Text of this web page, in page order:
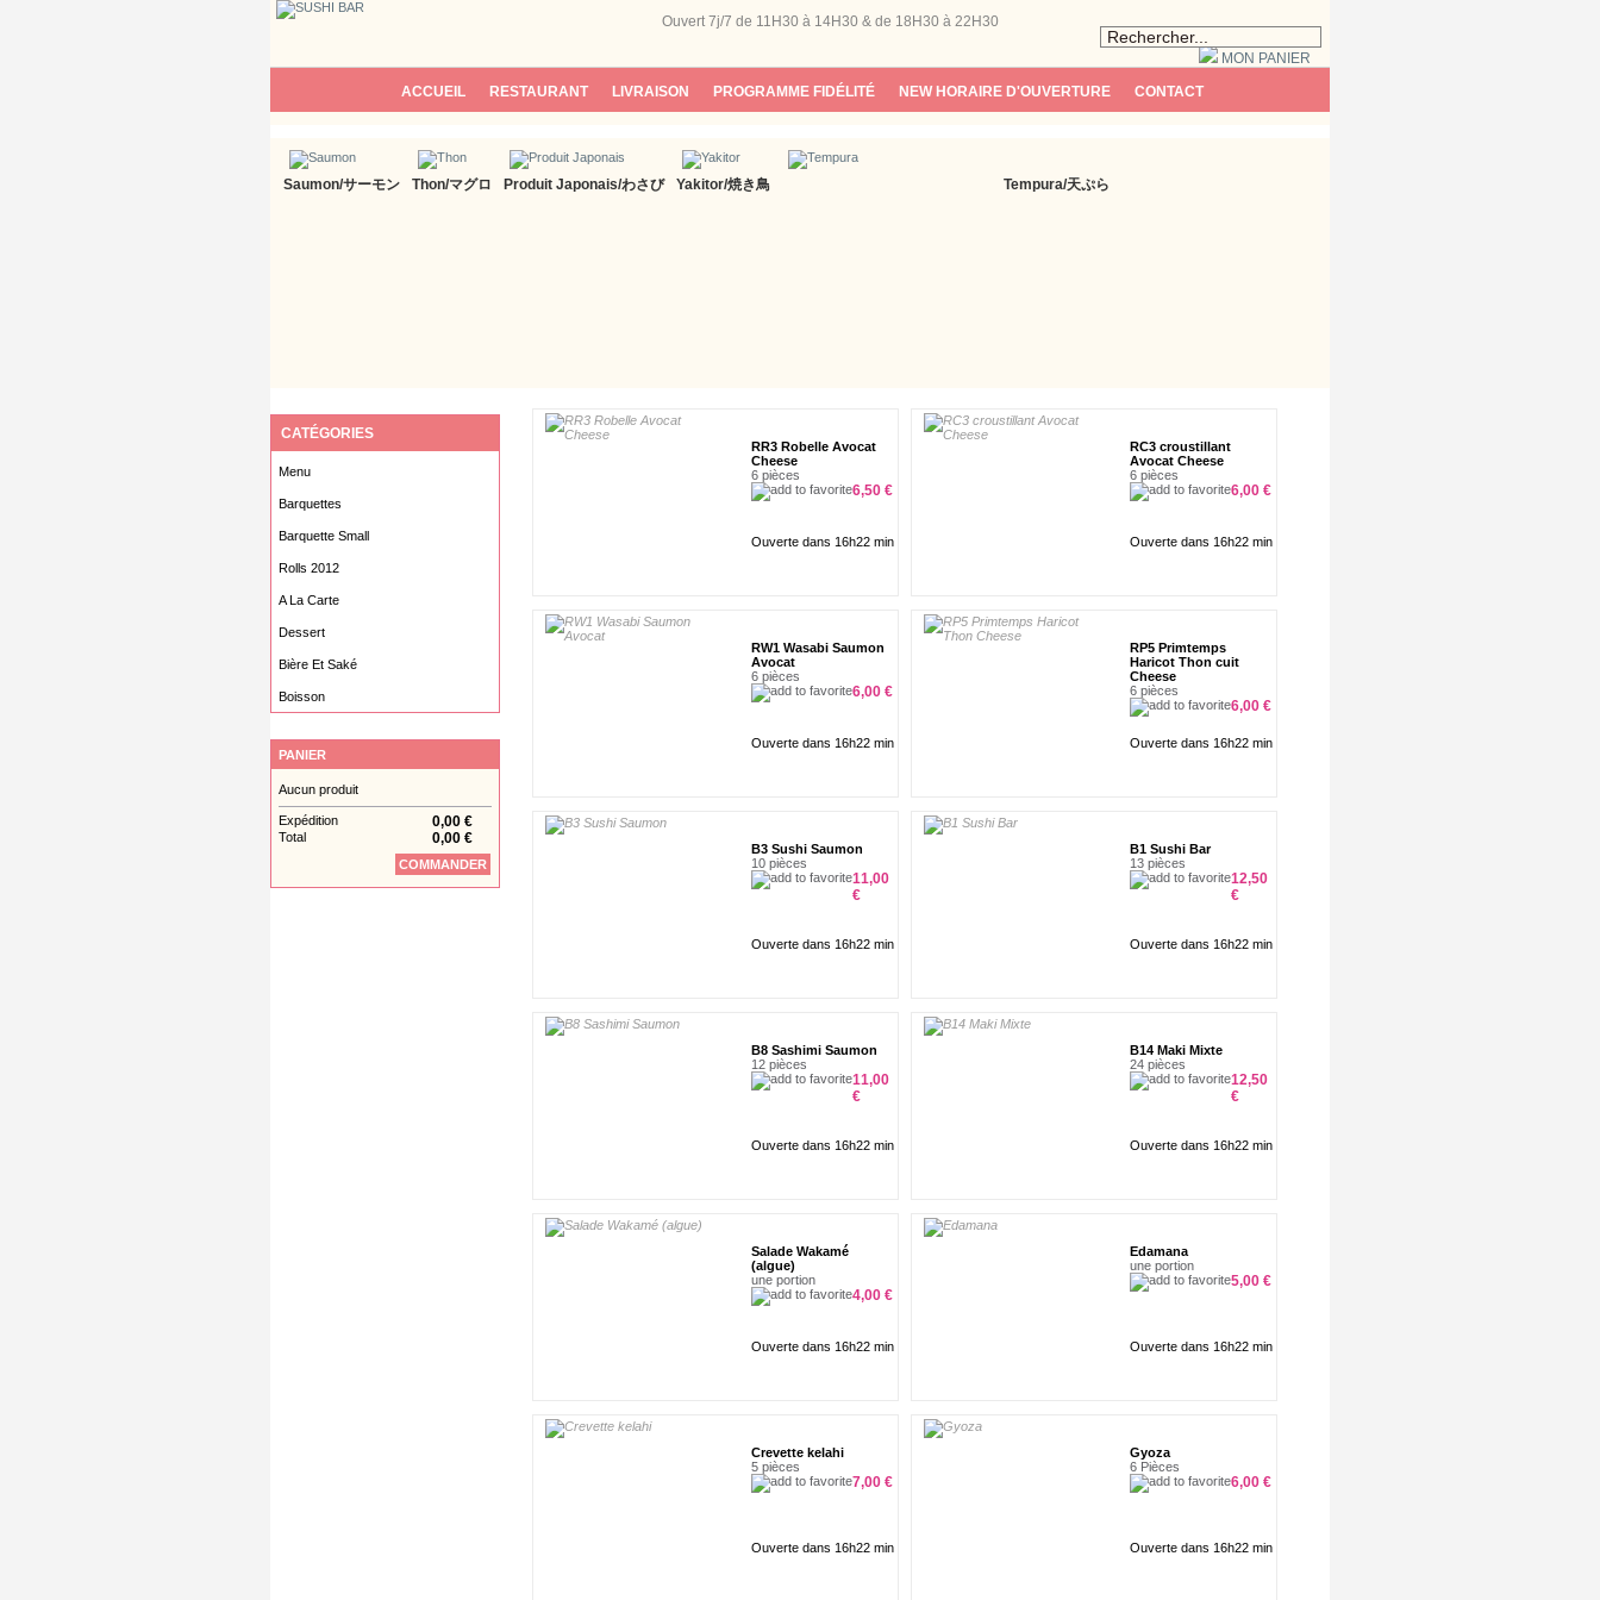
Ouvert 7j/7 de 11H30 à 14H30 & de 18H30 à 22H30
IDENTIFIEZ-VOUS
MON PANIER
ACCUEIL RESTAURANT LIVRAISON PROGRAMME FIDÉLITÉ NEW HORAIRE D'OUVERTURE CONTACT
Saumon/サーモン Thon/マグロ Produit Japonais/わさび Yakitor/焼き鳥 Tempura/天ぷら
RR3 Robelle Avocat
Cheese
6 pièces
6,50 €
Ouverte dans 16h22 min
RC3 croustillant
Avocat Cheese
6 pièces
6,00 €
Ouverte dans 16h22 min
RW1 Wasabi Saumon
Avocat
6 pièces
6,00 €
Ouverte dans 16h22 min
RP5 Primtemps
Haricot Thon cuit
Cheese
6 pièces
6,00 €
Ouverte dans 16h22 min
B3 Sushi Saumon
10 pièces
11,00
€
Ouverte dans 16h22 min
B1 Sushi Bar
13 pièces
12,50
€
Ouverte dans 16h22 min
B8 Sashimi Saumon
12 pièces
11,00
€
Ouverte dans 16h22 min
B14 Maki Mixte
24 pièces
12,50
€
Ouverte dans 16h22 min
Salade Wakamé
(algue)
une portion
4,00 €
Ouverte dans 16h22 min
Edamana
une portion
5,00 €
Ouverte dans 16h22 min
Crevette kelahi
5 pièces
7,00 €
Ouverte dans 16h22 min
Gyoza
6 Pièces
6,00 €
Ouverte dans 16h22 min
CATÉGORIES
Menu
Barquettes
Barquette Small
Rolls 2012
A La Carte
Dessert
Bière Et Saké
Boisson
PANIER
Aucun produit
Expédition 0,00 €
Total 0,00 €
COMMANDER